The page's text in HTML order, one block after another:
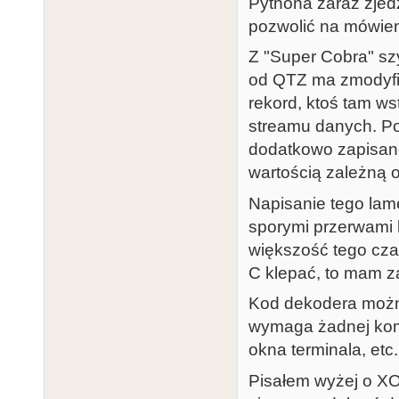
f2 e1 f4 e9
ef e3 fa f4
21 2a 00 4d
02 00 4d 00
57 40 77 4d
6c 6b 6f 77
standard
baud 01190
data 15437
length=6,
baud 00603
data 00346
0e 60 f2 a1
8f a9 06 99
22 69 ad 06
ad 4c ad af
10 89 ad 2f
pozwolić na
Z "Super Cobra"
od QTZ ma
rekord, ktoś tam
streamu danych.
dodatkowo
wartością zależną
Napisanie tego
sporymi przerwami
większość tego
C klepać, to mam
Kod dekodera
wymaga żadnej
okna terminala, etc.
Pisałem wyżej o